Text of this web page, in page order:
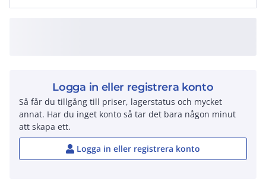
Logga in eller registrera konto
Så får du tillgång till priser, lagerstatus och mycket
annat. Har du inget konto så tar det bara någon minut
att skapa ett.
Logga in eller registrera konto